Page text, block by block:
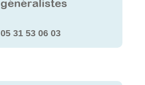
généralistes
05 31 53 06 03